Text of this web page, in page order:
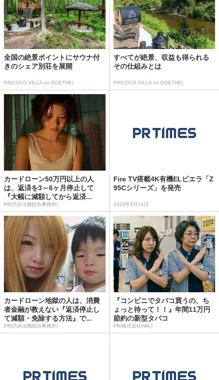
全国の絶景ポイントにサウナ付
きのシェア別荘を展開
PR(COCO VILLA on GOETHE)
すべてが絶景、収益も得られる
その仕組みとは
PR(COCO VILLA on GOETHE)
カードローン50万円以上の人
は、返済を3～6ヶ月停止して
『大幅に減額してから返済...
PR(渋谷法務総合事務所)
Fire TV搭載4K有機ELビエラ「Z
95Cシリーズ」を発売
2026年5月14日
カードローン地獄の人は、消費
者金融が教えない『返済停止し
て減額・免除する方法』で...
PR(渋谷法務総合事務所)
『コンビニでタバコ買うの、ち
ょっと待って！！』年間11万円
節約の新型タバコ
PR(株式会社HAL)